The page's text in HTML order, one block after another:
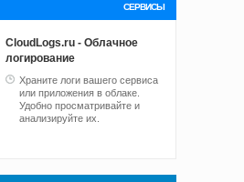
СЕРВИСЫ
CloudLogs.ru - Облачное
логирование
Храните логи вашего сервиса
или приложения в облаке.
Удобно просматривайте и
анализируйте их.